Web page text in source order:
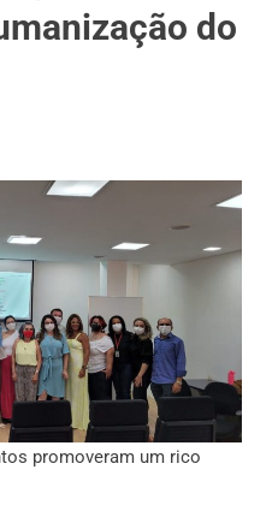
do
promoveram um rico